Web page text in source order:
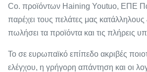
Co. προϊόντων Haining Youtuo, ΕΠΕ
παρέχει τους πελάτες μας κατάλληλους
πωλήσει τα προϊόντα και τις πλήρεις
Το σε ευρωπαϊκό επίπεδο ακριβές
ελέγχου, η γρήγορη απάντηση και οι